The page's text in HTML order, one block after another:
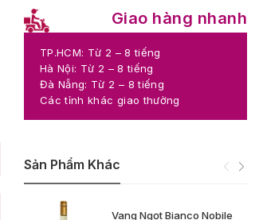
Giao hàng nhanh
TP.HCM: Từ 2 – 8 tiếng
Hà Nội: Từ 2 – 8 tiếng
Đà Nẵng: Từ 2 – 8 tiếng
Các tỉnh khác giao thường
Sản Phẩm Khác
Vang Ngọt Bianco Nobile